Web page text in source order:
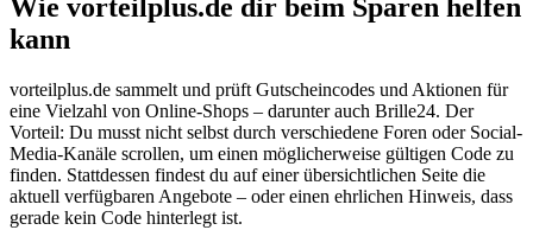
Wie vorteilplus.de dir beim Sparen helfen
kann
vorteilplus.de sammelt und prüft Gutscheincodes und Aktionen für
eine Vielzahl von Online-Shops – darunter auch Brille24. Der
Vorteil: Du musst nicht selbst durch verschiedene Foren oder Social-
Media-Kanäle scrollen, um einen möglicherweise gültigen Code zu
finden. Stattdessen findest du auf einer übersichtlichen Seite die
aktuell verfügbaren Angebote – oder einen ehrlichen Hinweis, dass
gerade kein Code hinterlegt ist.